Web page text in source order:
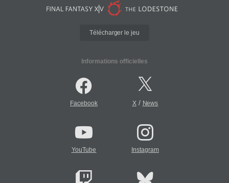
Télécharger le jeu
Informations officielles
Facebook X/ News
YouTube Instagram